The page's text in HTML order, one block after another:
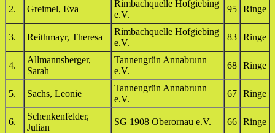
2. Greimel, Eva
Rimbachquelle Hofgiebing
e.V.
95 Ringe
3. Reithmayr, Theresa
Rimbachquelle Hofgiebing
e.V.
83 Ringe
4.
Allmannsberger,
Sarah
Tannengrün Annabrunn
e.V.
68 Ringe
5. Sachs, Leonie
Tannengrün Annabrunn
e.V.
67 Ringe
6.
Schenkenfelder,
Julian
SG 1908 Oberornau e.V. 66 Ringe